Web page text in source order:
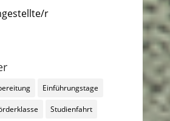
r
Einführungstage
Studienfahrt